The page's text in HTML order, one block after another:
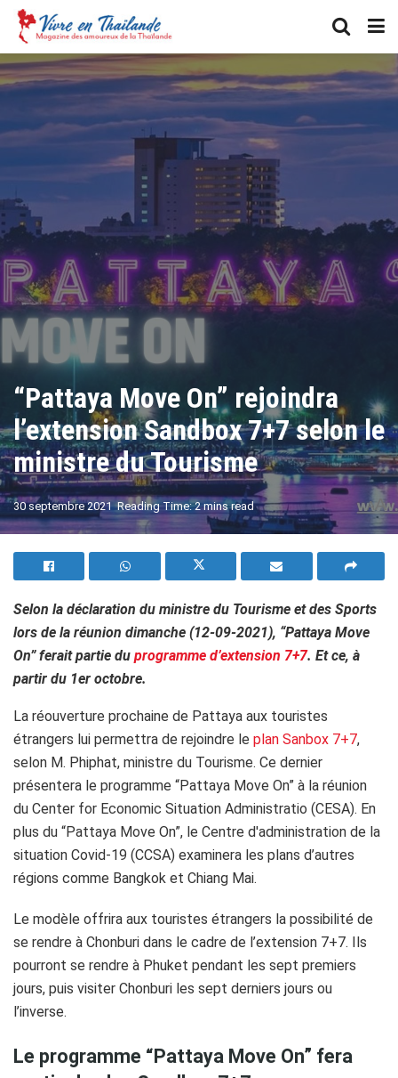
“Pattaya Move On” rejoindra
l’extension Sandbox 7+7 selon le
ministre du Tourisme
30 septembre 2021 Reading Time: 2 mins read A A
Selon la déclaration du ministre du Tourisme et des Sports
lors de la réunion dimanche (12-09-2021), “Pattaya Move
On” ferait partie du programme d’extension 7+7. Et ce, à
partir du 1er octobre.
La réouverture prochaine de Pattaya aux touristes
étrangers lui permettra de rejoindre le plan Sanbox 7+7,
selon M. Phiphat, ministre du Tourisme. Ce dernier
présentera le programme “Pattaya Move On” à la réunion
du Center for Economic Situation Administratio (CESA). En
plus du “Pattaya Move On”, le Centre d'administration de la
situation Covid-19 (CCSA) examinera les plans d’autres
régions comme Bangkok et Chiang Mai.
Le modèle offrira aux touristes étrangers la possibilité de
se rendre à Chonburi dans le cadre de l’extension 7+7. Ils
pourront se rendre à Phuket pendant les sept premiers
jours, puis visiter Chonburi les sept derniers jours ou
l’inverse.
Le programme “Pattaya Move On” fera